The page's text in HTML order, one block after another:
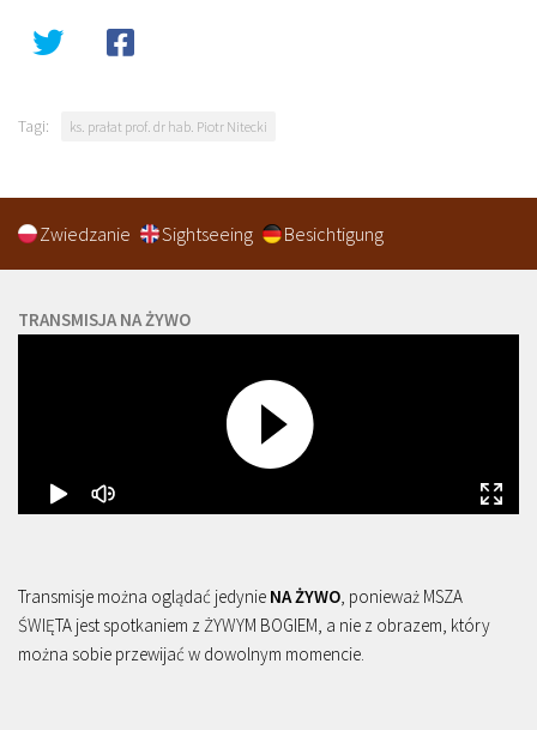
Tagi: ks. prałat prof. dr hab. Piotr Nitecki
Zwiedzanie Sightseeing Besichtigung
TRANSMISJA NA ŻYWO
Transmisje można oglądać jedynie NA ŻYWO, ponieważ MSZA
ŚWIĘTA jest spotkaniem z ŻYWYM BOGIEM, a nie z obrazem, który
można sobie przewijać w dowolnym momencie.